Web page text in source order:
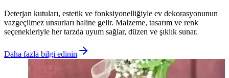
Deterjan kutuları, estetik ve fonksiyonelliğiyle ev dekorasyonunun
vazgeçilmez unsurları haline gelir. Malzeme, tasarım ve renk
seçenekleriyle her tarzda uyum sağlar, düzen ve şıklık sunar.
Daha fazla bilgi edinin